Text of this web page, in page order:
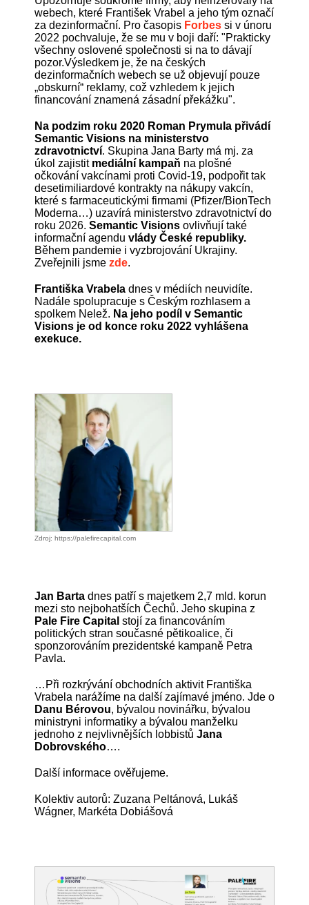
webech, které František Vrabel a jeho tým označí
za dezinformační. Pro časopis Forbes si v únoru
2022 pochvaluje, že se mu v boji daří: "Prakticky
všechny oslovené společnosti si na to dávají
pozor.Výsledkem je, že na českých
dezinformačních webech se už objevují pouze
„obskurní“ reklamy, což vzhledem k jejich
financování znamená zásadní překážku".
Na podzim roku 2020 Roman Prymula přivádí
Semantic Visions na ministerstvo
zdravotnictví. Skupina Jana Barty má mj. za
úkol zajistit mediální kampaň na plošné
očkování vakcínami proti Covid-19, podpořit tak
desetimiliardové kontrakty na nákupy vakcín,
které s farmaceutickými firmami (Pfizer/BionTech
Moderna…) uzavírá ministerstvo zdravotnictví do
roku 2026. Semantic Visions ovlivňují také
informační agendu vlády České republiky.
Během pandemie i vyzbrojování Ukrajiny.
Zveřejnili jsme zde.
Františka Vrabela dnes v médiích neuvidíte.
Nadále spolupracuje s Českým rozhlasem a
spolkem Nelež. Na jeho podíl v Semantic
Visions je od konce roku 2022 vyhlášena
exekuce.
Zdroj: https://palefirecapital.com
Jan Barta dnes patří s majetkem 2,7 mld. korun
mezi sto nejbohatších Čechů. Jeho skupina z
Pale Fire Capital stojí za financováním
politických stran současné pětikoalice, či
sponzorováním prezidentské kampaně Petra
Pavla.
…Při rozkrývání obchodních aktivit Františka
Vrabela narážíme na další zajímavé jméno. Jde o
Danu Bérovou, bývalou novinářku, bývalou
ministryni informatiky a bývalou manželku
jednoho z nejvlivnějších lobbistů Jana
Dobrovského….
Další informace ověřujeme.
Kolektiv autorů: Zuzana Peltánová, Lukáš
Wágner, Markéta Dobiášová